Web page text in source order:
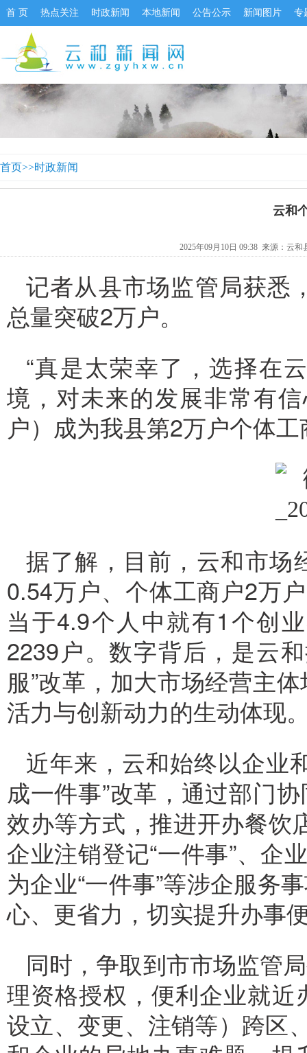
首 页 热点关注 时政新闻 本地新闻 公告公示 新闻图片 专
首页>>时政新闻
云和
2025年09月10日 09:38 来源： 云和
记者从县市场监管局获悉
总量突破2万户。
“真是太荣幸了，选择在
境，对未来的发展非常有
户）成为我县第2万户个体
据了解，目前，云和市场
0.54万户、个体工商户2万
当于4.9个人中就有1个创
2239户。数字背后，是云
服”改革，加大市场经营主
活力与创新动力的生动体现
近年来，云和始终以企业
成一件事”改革，通过部门
效办等方式，推进开办餐饮
企业注销登记“一件事”、企
为企业“一件事”等涉企服务
心、更省力，切实提升办事
同时，争取到市市场监管
理资格授权，便利企业就
设立、变更、注销等）跨区